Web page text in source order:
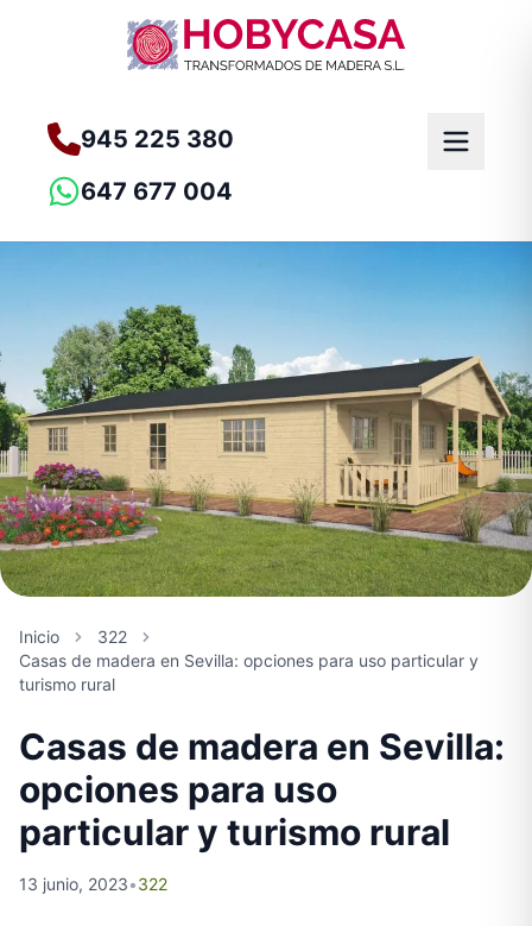
945 225 380
647 677 004
Inicio
322
Casas de madera en Sevilla: opciones para uso particular y
turismo rural
Casas de madera en Sevilla:
opciones para uso
particular y turismo rural
13 junio, 2023•322